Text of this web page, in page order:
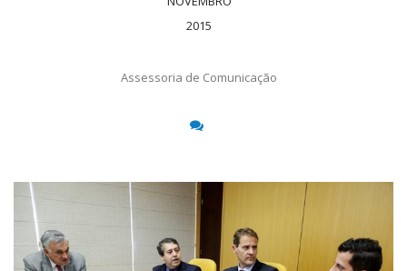
2015
Assessoria de Comunicação